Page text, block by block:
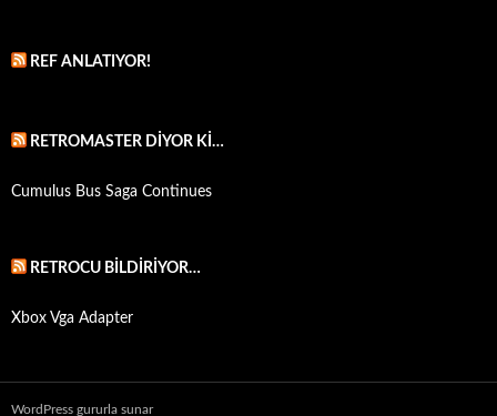
REF ANLATIYOR!
RETROMASTER DIYOR KI…
Cumulus Bus Saga Continues
RETROCU BILDIRIYOR…
Xbox Vga Adapter
WordPress gururla sunar